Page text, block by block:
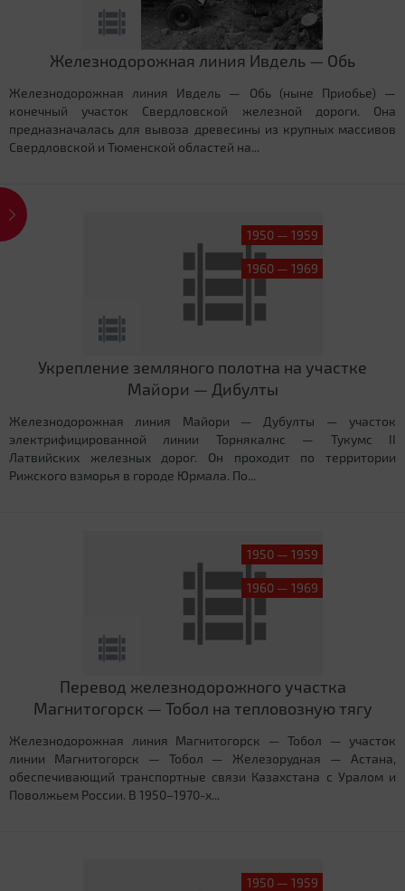
Железнодорожная линия Ивдель — Обь
Железнодорожная линия Ивдель — Обь (ныне Приобье) —
конечный участок Свердловской железной дороги. Она
предназначалась для вывоза древесины из крупных массивов
Свердловской и Тюменской областей на...
1950 — 1959
1960 — 1969
Укрепление земляного полотна на участке
Майори — Дибулты
Железнодорожная линия Майори — Дубулты — участок
электрифицированной линии Торнякалнс — Тукумс II
Латвийских железных дорог. Он проходит по территории
Рижского взморья в городе Юрмала. По...
1950 — 1959
1960 — 1969
Перевод железнодорожного участка
Магнитогорск — Тобол на тепловозную тягу
Железнодорожная линия Магнитогорск — Тобол — участок
линии Магнитогорск — Тобол — Железорудная — Астана,
обеспечивающий транспортные связи Казахстана с Уралом и
Поволжьем России. В 1950–1970-х...
1950 — 1959